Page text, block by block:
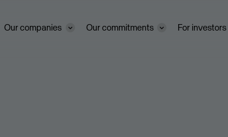
Our companies Our commitments For investors